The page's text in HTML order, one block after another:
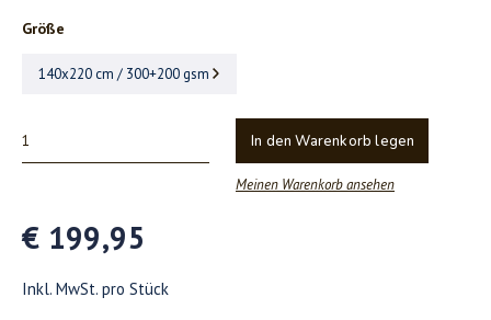
Größe
140x220 cm / 300+200 gsm
In den Warenkorb legen
Meinen Warenkorb ansehen
€ 199,95
Inkl. MwSt. pro Stück